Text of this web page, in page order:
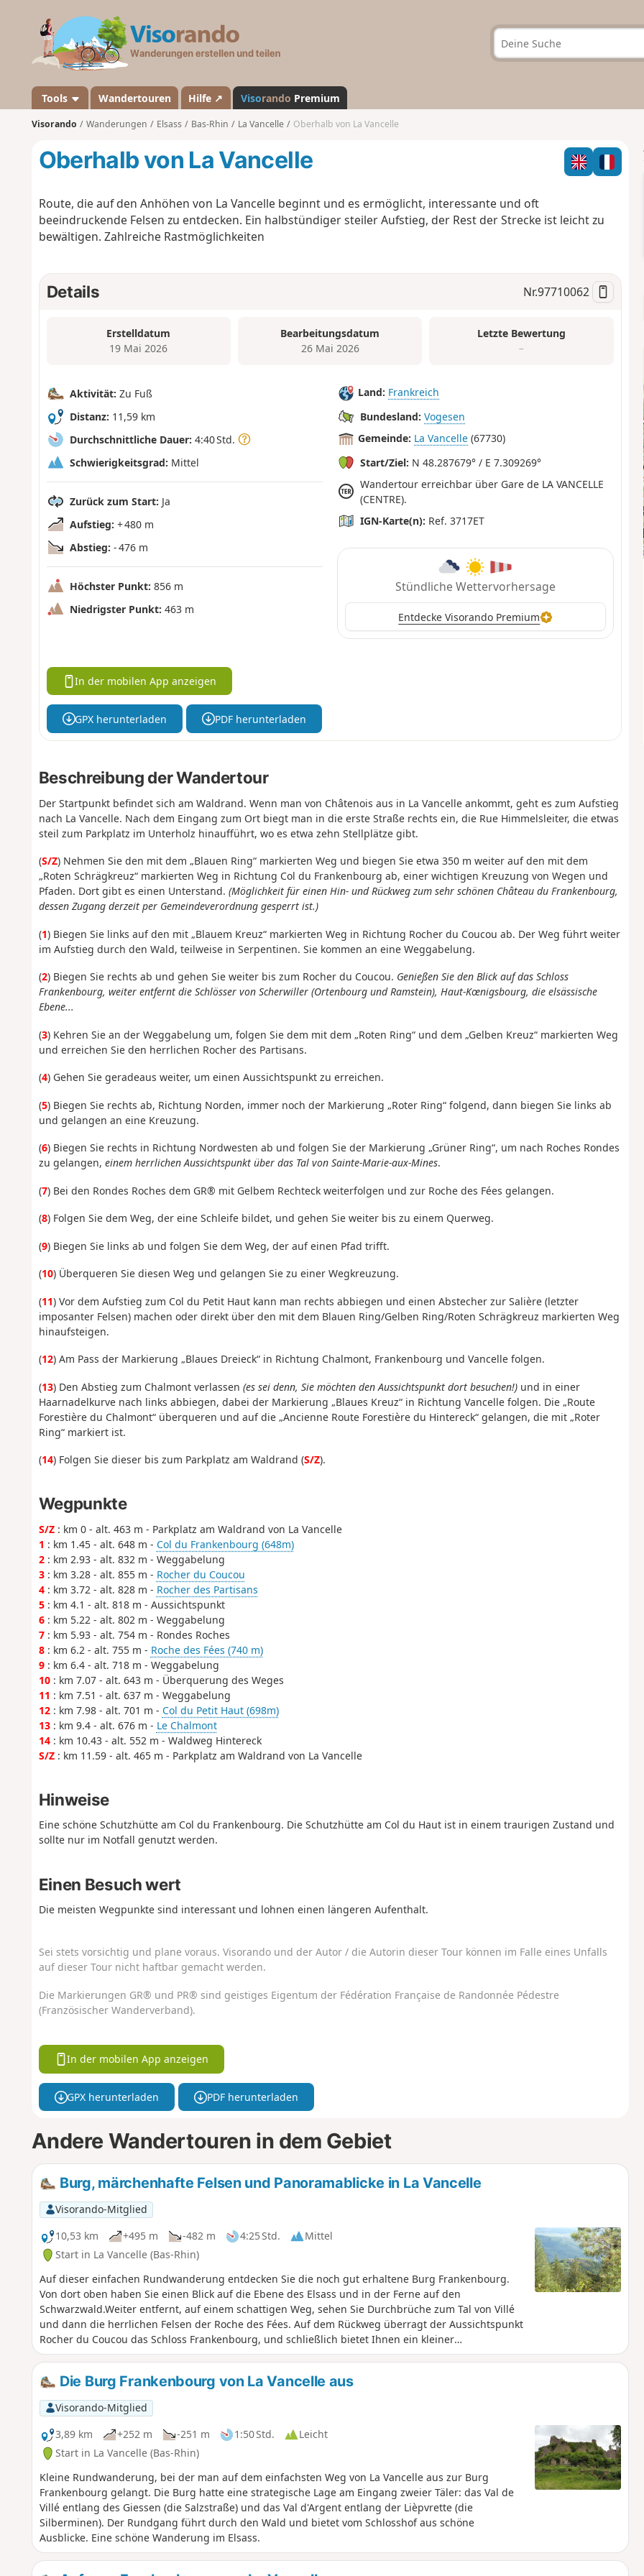
a
n
d
Tools Wandertouren Hilfe ↗ Visorando Premium
Visorando Wanderungen Elsass Bas-Rhin La Vancelle Oberhalb von La Vancelle
Oberhalb von La Vancelle
Route, die auf den Anhöhen von La Vancelle beginnt und es ermöglicht, interessante und oft
beeindruckende Felsen zu entdecken. Ein halbstündiger steiler Aufstieg, der Rest der Strecke ist leicht zu
bewältigen. Zahlreiche Rastmöglichkeiten
Details Nr.97710062
Erstelldatum
19 Mai 2026
Bearbeitungsdatum
26 Mai 2026
Letzte Bewertung
–
Aktivität: Zu Fuß
Distanz: 11,59 km
Durchschnittliche Dauer: 4:40 Std.
Schwierigkeitsgrad: Mittel
Zurück zum Start: Ja
Aufstieg: + 480 m
Abstieg: - 476 m
Höchster Punkt: 856 m
Niedrigster Punkt: 463 m
Land: Frankreich
Bundesland: Vogesen
Gemeinde: La Vancelle (67730)
Start/Ziel: N 48.287679° / E 7.309269°
Wandertour erreichbar über Gare de LA VANCELLE
(CENTRE).
IGN-Karte(n): Ref. 3717ET
Stündliche Wettervorhersage
Entdecke Visorando Premium
In der mobilen App anzeigen
GPX herunterladen PDF herunterladen
Beschreibung der Wandertour
Der Startpunkt befindet sich am Waldrand. Wenn man von Châtenois aus in La Vancelle ankommt, geht es zum Aufstieg
nach La Vancelle. Nach dem Eingang zum Ort biegt man in die erste Straße rechts ein, die Rue Himmelsleiter, die etwas
steil zum Parkplatz im Unterholz hinaufführt, wo es etwa zehn Stellplätze gibt.
(S/Z) Nehmen Sie den mit dem „Blauen Ring“ markierten Weg und biegen Sie etwa 350 m weiter auf den mit dem
„Roten Schrägkreuz“ markierten Weg in Richtung Col du Frankenbourg ab, einer wichtigen Kreuzung von Wegen und
Pfaden. Dort gibt es einen Unterstand. (Möglichkeit für einen Hin- und Rückweg zum sehr schönen Château du Frankenbourg,
dessen Zugang derzeit per Gemeindeverordnung gesperrt ist.)
(1) Biegen Sie links auf den mit „Blauem Kreuz“ markierten Weg in Richtung Rocher du Coucou ab. Der Weg führt weiter
im Aufstieg durch den Wald, teilweise in Serpentinen. Sie kommen an eine Weggabelung.
(2) Biegen Sie rechts ab und gehen Sie weiter bis zum Rocher du Coucou. Genießen Sie den Blick auf das Schloss
Frankenbourg, weiter entfernt die Schlösser von Scherwiller (Ortenbourg und Ramstein), Haut-Kœnigsbourg, die elsässische
Ebene...
(3) Kehren Sie an der Weggabelung um, folgen Sie dem mit dem „Roten Ring“ und dem „Gelben Kreuz“ markierten Weg
und erreichen Sie den herrlichen Rocher des Partisans.
(4) Gehen Sie geradeaus weiter, um einen Aussichtspunkt zu erreichen.
(5) Biegen Sie rechts ab, Richtung Norden, immer noch der Markierung „Roter Ring“ folgend, dann biegen Sie links ab
und gelangen an eine Kreuzung.
(6) Biegen Sie rechts in Richtung Nordwesten ab und folgen Sie der Markierung „Grüner Ring“, um nach Roches Rondes
zu gelangen, einem herrlichen Aussichtspunkt über das Tal von Sainte-Marie-aux-Mines.
(7) Bei den Rondes Roches dem GR® mit Gelbem Rechteck weiterfolgen und zur Roche des Fées gelangen.
(8) Folgen Sie dem Weg, der eine Schleife bildet, und gehen Sie weiter bis zu einem Querweg.
(9) Biegen Sie links ab und folgen Sie dem Weg, der auf einen Pfad trifft.
(10) Überqueren Sie diesen Weg und gelangen Sie zu einer Wegkreuzung.
(11) Vor dem Aufstieg zum Col du Petit Haut kann man rechts abbiegen und einen Abstecher zur Salière (letzter
imposanter Felsen) machen oder direkt über den mit dem Blauen Ring/Gelben Ring/Roten Schrägkreuz markierten Weg
hinaufsteigen.
(12) Am Pass der Markierung „Blaues Dreieck“ in Richtung Chalmont, Frankenbourg und Vancelle folgen.
(13) Den Abstieg zum Chalmont verlassen (es sei denn, Sie möchten den Aussichtspunkt dort besuchen!)und in einer
Haarnadelkurve nach links abbiegen, dabei der Markierung „Blaues Kreuz“ in Richtung Vancelle folgen. Die „Route
Forestière du Chalmont“ überqueren und auf die „Ancienne Route Forestière du Hintereck“ gelangen, die mit „Roter
Ring“ markiert ist.
(14) Folgen Sie dieser bis zum Parkplatz am Waldrand (S/Z).
Wegpunkte
S/Z: km 0 - alt. 463 m - Parkplatz am Waldrand von La Vancelle
1 : km 1.45 - alt. 648 m - Col du Frankenbourg (648m)
2: km 2.93 - alt. 832 m - Weggabelung
3: km 3.28 - alt. 855 m - Rocher du Coucou
4: km 3.72 - alt. 828 m - Rocher des Partisans
5: km 4.1 - alt. 818 m - Aussichtspunkt
6: km 5.22 - alt. 802 m - Weggabelung
7: km 5.93 - alt. 754 m - Rondes Roches
8: km 6.2 - alt. 755 m - Roche des Fées (740 m)
9: km 6.4 - alt. 718 m - Weggabelung
10: km 7.07 - alt. 643 m - Überquerung des Weges
11 : km 7.51 - alt. 637 m - Weggabelung
12: km 7.98 - alt. 701 m - Col du Petit Haut (698m)
13: km 9.4 - alt. 676 m - Le Chalmont
14: km 10.43 - alt. 552 m - Waldweg Hintereck
S/Z: km 11.59 - alt. 465 m - Parkplatz am Waldrand von La Vancelle
Hinweise
Eine schöne Schutzhütte am Col du Frankenbourg. Die Schutzhütte am Col du Haut ist in einem traurigen Zustand und
sollte nur im Notfall genutzt werden.
Einen Besuch wert
Die meisten Wegpunkte sind interessant und lohnen einen längeren Aufenthalt.
Sei stets vorsichtig und plane voraus. Visorando und der Autor / die Autorin dieser Tour können im Falle eines Unfalls
auf dieser Tour nicht haftbar gemacht werden.
Die Markierungen GR® und PR® sind geistiges Eigentum der Fédération Française de Randonnée Pédestre
(Französischer Wanderverband).
In der mobilen App anzeigen
GPX herunterladen PDF herunterladen
Andere Wandertouren in dem Gebiet
Burg, märchenhafte Felsen und Panoramablicke in La Vancelle
Visorando-Mitglied
10,53 km
+495 m -482 m 4:25 Std.
Mittel
Start in La Vancelle (Bas-Rhin)
Auf dieser einfachen Rundwanderung entdecken Sie die noch gut erhaltene Burg Frankenbourg.
Von dort oben haben Sie einen Blick auf die Ebene des Elsass und in der Ferne auf den
Schwarzwald.Weiter entfernt, auf einem schattigen Weg, sehen Sie Durchbrüche zum Tal von Villé
und dann die herrlichen Felsen der Roche des Fées. Auf dem Rückweg überragt der Aussichtspunkt
Rocher du Coucou das Schloss Frankenbourg, und schließlich bietet Ihnen ein kleiner
Aussichtspunkt einen Blick auf Lièpvre.
Die Burg Frankenbourg von La Vancelle aus
Visorando-Mitglied
3,89 km
+252 m -251 m 1:50 Std.
Leicht
Start in La Vancelle (Bas-Rhin)
Kleine Rundwanderung, bei der man auf dem einfachsten Weg von La Vancelle aus zur Burg
Frankenbourg gelangt. Die Burg hatte eine strategische Lage am Eingang zweier Täler: das Val de
Villé entlang des Giessen (die Salzstraße) und das Val d'Argent entlang der Lièpvrette (die
Silberminen). Der Rundgang führt durch den Wald und bietet vom Schlosshof aus schöne
Ausblicke. Eine schöne Wanderung im Elsass.